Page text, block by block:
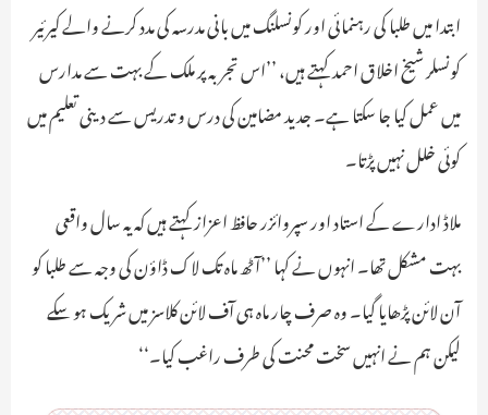
ابتدا میں طلبا کی رہنمائی اور کونسلنگ میں بانی مدرسہ کی مدد کرنے والے کیرئیر
کونسلر شیخ اخلاق احمد کہتے ہیں، ’’اس تجربہ پر ملک کے بہت سے مدارس
میں عمل کیا جا سکتا ہے۔ جدید مضامین کی درس و تدریس سے دینی تعلیم میں
کوئی خلل نہیں پڑتا۔
ملاڈ ادارے کے استاد اور سپروائزر حافظ اعزاز کہتے ہیں کہ یہ سال واقعی
بہت مشکل تھا۔ انہوں نے کہا ’’آٹھ ماہ تک لاک ڈاؤن کی وجہ سے طلبا کو
آن لائن پڑھایا گیا۔ وہ صرف چار ماہ ہی آف لائن کلاسز میں شریک ہو سکے
لیکن ہم نے انہیں سخت محنت کی طرف راغب کیا۔‘‘